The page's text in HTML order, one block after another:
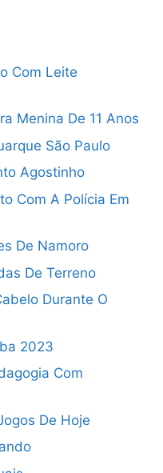
Com Leite
Menina De 11 Anos
São Paulo
Agostinho
Com A Polícia Em
De Namoro
De Terreno
Durante O
2023
Com
De Hoje